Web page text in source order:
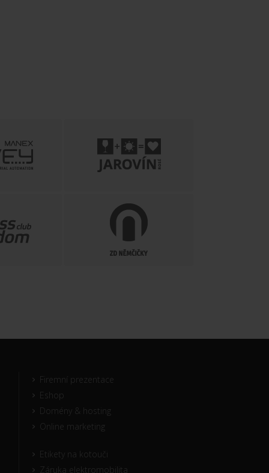
Firemní prezentace
Eshop
Domény & hosting
Online marketing
Etikety na kotouči
Záruka elektromobilita